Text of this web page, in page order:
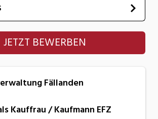
Fällanden
JETZT BEWERBEN
Fällanden
Kauffrau / Kaufmann EFZ